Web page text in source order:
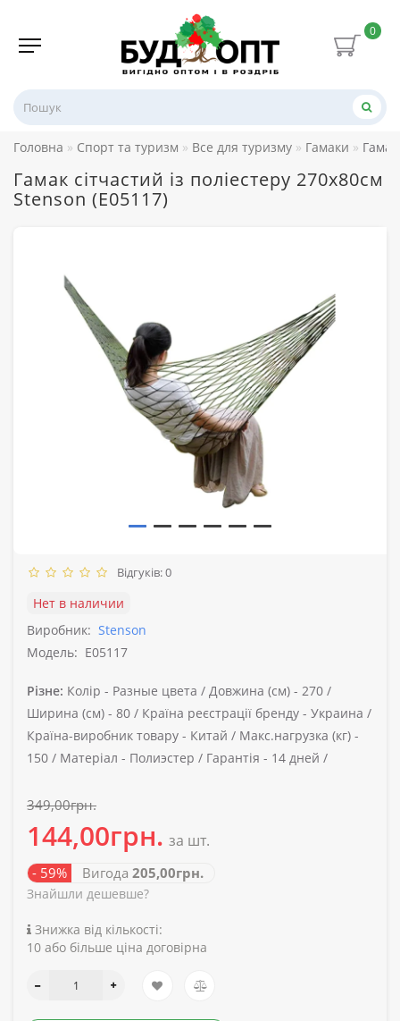
0
Головна Спорт та туризм Все для туризму Гамаки
Гамак сітчастий із поліестеру 270х80см
Stenson (E05117)
Відгуків: 0
Нет в наличии
Виробник: Stenson
Модель: E05117
Різне: Колір - Разные цвета / Довжина (см) - 270 /
Ширина (см) - 80 / Країна реєстрації бренду - Украина /
Країна-виробник товару - Китай / Макс.нагрузка (кг) -
150 / Матеріал - Полиэстер / Гарантія - 14 дней /
349,00грн.
144,00грн. за шт.
- 59% Вигода 205,00грн.
Знайшли дешевше?
Знижка від кількості:
10 або більше ціна договірна